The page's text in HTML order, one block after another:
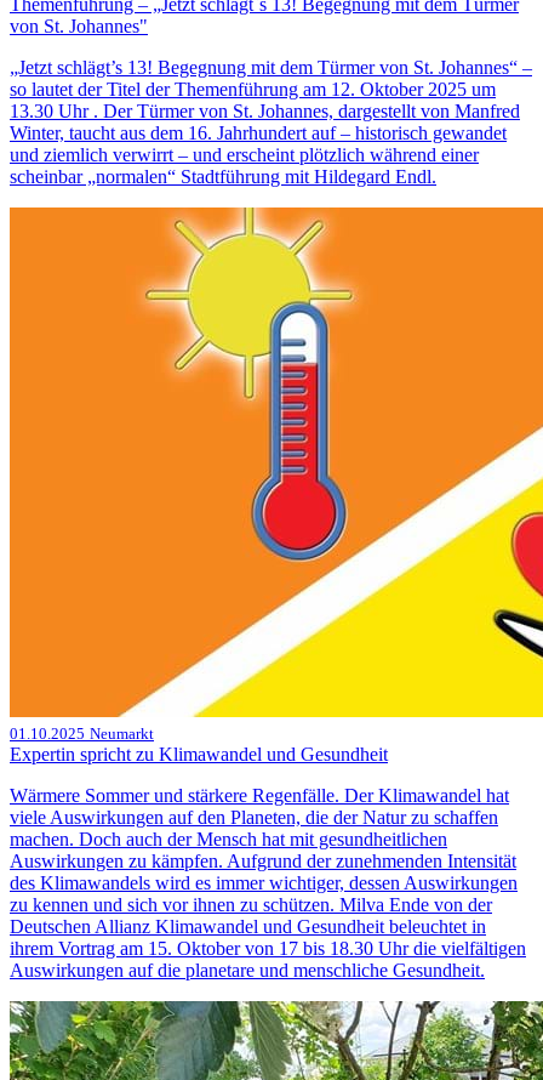
Themenführung – „Jetzt schlägt`s 13! Begegnung mit dem Türmer
von St. Johannes"
„Jetzt schlägt’s 13! Begegnung mit dem Türmer von St. Johannes“ –
so lautet der Titel der Themenführung am 12. Oktober 2025 um
13.30 Uhr . Der Türmer von St. Johannes, dargestellt von Manfred
Winter, taucht aus dem 16. Jahrhundert auf – historisch gewandet
und ziemlich verwirrt – und erscheint plötzlich während einer
scheinbar „normalen“ Stadtführung mit Hildegard Endl.
01.10.2025 Neumarkt
Expertin spricht zu Klimawandel und Gesundheit
Wärmere Sommer und stärkere Regenfälle. Der Klimawandel hat
viele Auswirkungen auf den Planeten, die der Natur zu schaffen
machen. Doch auch der Mensch hat mit gesundheitlichen
Auswirkungen zu kämpfen. Aufgrund der zunehmenden Intensität
des Klimawandels wird es immer wichtiger, dessen Auswirkungen
zu kennen und sich vor ihnen zu schützen. Milva Ende von der
Deutschen Allianz Klimawandel und Gesundheit beleuchtet in
ihrem Vortrag am 15. Oktober von 17 bis 18.30 Uhr die vielfältigen
Auswirkungen auf die planetare und menschliche Gesundheit.